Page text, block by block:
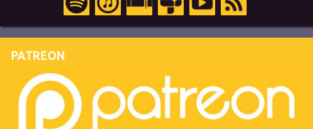
PATREON